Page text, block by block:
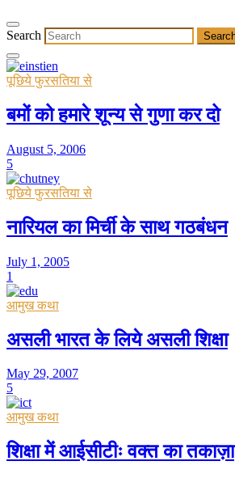
Search
पूछिये फुरसतिया से
बमों को हमारे शून्य से गुणा कर दो
August 5, 2006
5
पूछिये फुरसतिया से
नारियल का मिर्ची के साथ गठबंधन
July 1, 2005
1
आमुख कथा
असली भारत के लिये असली शिक्षा
May 29, 2007
5
आमुख कथा
शिक्षा में आईसीटीः वक्त का तकाज़ा